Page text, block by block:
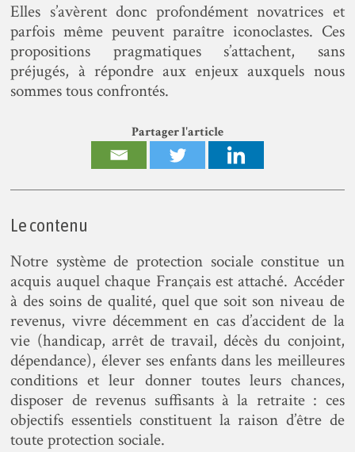
Elles s’avèrent donc profondément novatrices et
parfois même peuvent paraître iconoclastes. Ces
propositions pragmatiques s’attachent, sans
préjugés, à répondre aux enjeux auxquels nous
sommes tous confrontés.
Partager l'article
Le contenu
Notre système de protection sociale constitue un
acquis auquel chaque Français est attaché. Accéder
à des soins de qualité, quel que soit son niveau de
revenus, vivre décemment en cas d’accident de la
vie (handicap, arrêt de travail, décès du conjoint,
dépendance), élever ses enfants dans les meilleures
conditions et leur donner toutes leurs chances,
disposer de revenus suffisants à la retraite : ces
objectifs essentiels constituent la raison d’être de
toute protection sociale.